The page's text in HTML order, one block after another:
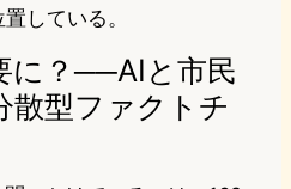
している。
に？──AIと市民
散型ファクトチ